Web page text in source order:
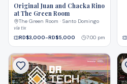
Original Juan and Chacka Rino
at The Green Room
The Green Room · Santo Domingo
víatix
RD$3,000-RD$5,000 7:00 pm